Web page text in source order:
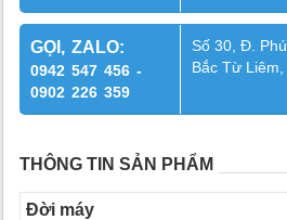
GỌI, ZALO:
0942 547 456 -
0902 226 359
Số 30, Đ.
Bắc Từ
THÔNG TIN SẢN PHẨM
Đời máy